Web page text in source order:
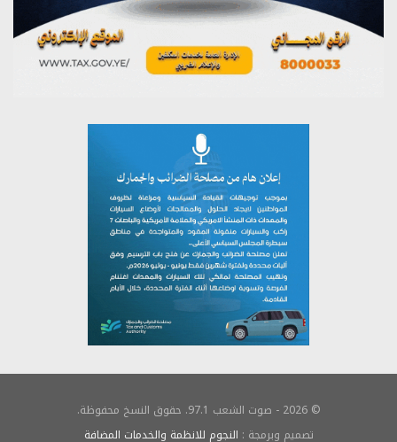
© 2026 - صوت الشعب 97.1. حقوق النسخ محفوظة.
تصميم وبرمجة : النجوم للانظمة والخدمات المضافة